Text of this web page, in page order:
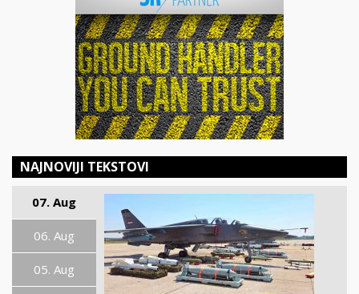
NAJNOVIJI TEKSTOVI
07. Aug
06. Aug
05. Aug